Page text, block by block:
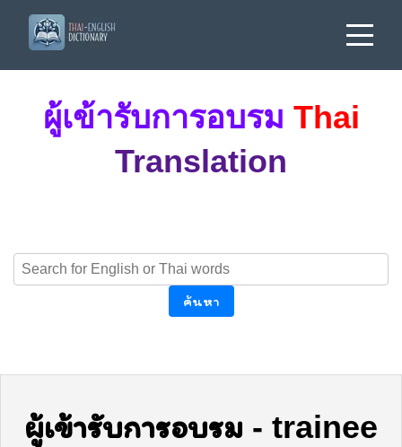
ผู้เข้ารับการอบรม Thai
Translation
ค้นหา
ผู้เข้ารับการอบรม - trainee